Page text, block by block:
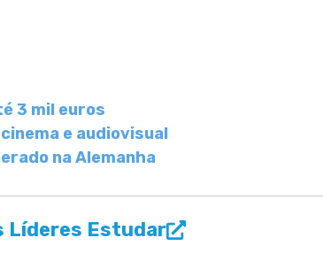
3 mil euros
e audiovisual
na Alemanha
Líderes Estudar